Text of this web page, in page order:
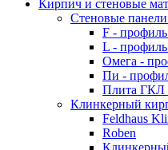
Кирпич и стеновые
Стеновые
F -
L -
Омега -
Пи -
Плита
Клинкерный
Feldhaus
Roben